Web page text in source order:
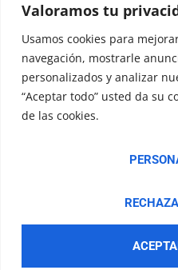
Valoramos tu
Usamos cookies para
navegación, mostrarle
personalizados y analizar
“Aceptar todo” usted da su
de las cookies.